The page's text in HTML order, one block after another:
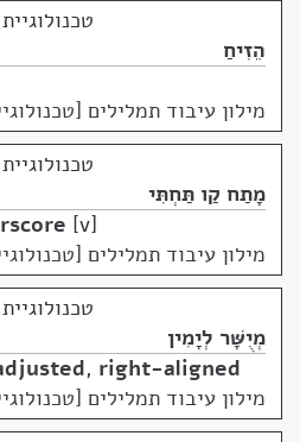
טכנולוגיית
הֵזִיחַ
מילון עיבוד תמלילים
טכנולוגיית
מָתַח קַו תַּחְתִּי
v
מילון עיבוד תמלילים
טכנולוגיית
מְיֻשָּׁר לְיָמִין
, right-aligned
מילון עיבוד תמלילים